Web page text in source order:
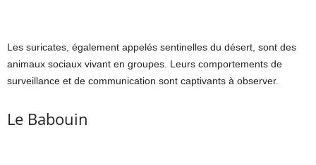
Les suricates, également appelés sentinelles du désert, sont des
animaux sociaux vivant en groupes. Leurs comportements de
surveillance et de communication sont captivants à observer.
Le Babouin